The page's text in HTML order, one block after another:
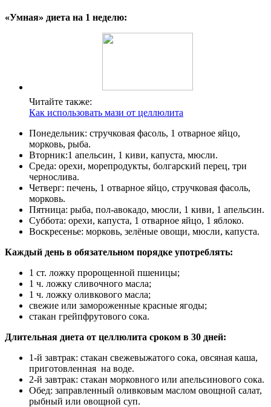
«Умная» диета на 1 неделю:
Читайте также:
Как использовать мази от целлюлита
Понедельник: стручковая фасоль, 1 отварное яйцо,
морковь, рыба.
Вторник:1 апельсин, 1 киви, капуста, мюсли.
Среда: орехи, морепродукты, болгарский перец, три
чернослива.
Четверг: печень, 1 отварное яйцо, стручковая фасоль,
морковь.
Пятница: рыба, пол-авокадо, мюсли, 1 киви, 1 апельсин.
Суббота: орехи, капуста, 1 отварное яйцо, 1 яблоко.
Воскресенье: морковь, зелёные овощи, мюсли, капуста.
Каждый день в обязательном порядке употреблять:
1 ст. ложку пророщенной пшеницы;
1 ч. ложку сливочного масла;
1 ч. ложку оливкового масла;
свежие или замороженные красные ягоды;
стакан грейпфрутового сока.
Длительная диета от целлюлита сроком в 30 дней:
1-й завтрак: стакан свежевыжатого сока, овсяная каша,
приготовленная на воде.
2-й завтрак: стакан морковного или апельсинового сока.
Обед: заправленный оливковым маслом овощной салат,
рыбный или овощной суп.